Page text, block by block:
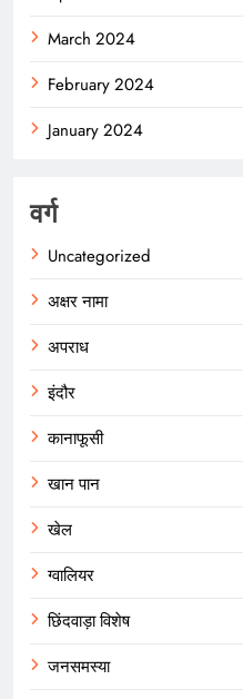
March 2024
February 2024
January 2024
वर्ग
Uncategorized
अक्षर नामा
अपराध
इंदौर
कानाफूसी
खान पान
खेल
ग्वालियर
छिंदवाड़ा विशेष
जनसमस्या